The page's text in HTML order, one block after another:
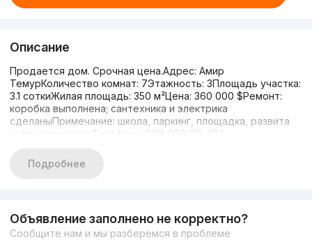
Описание
Продается дом. Срочная цена.Адрес: Амир
ТемурКоличество комнат: 7Этажность: 3Площадь участка:
3.1 соткиЖилая площадь: 350 м²Цена: 360 000 $Ремонт:
коробка выполнена; сантехника и электрика
сделаныПримечание: школа, паркинг, площадка, развита
инфраструктура.Телефон: +998 998 215 424
Подробнее
Объявление заполнено не корректно?
Сообщите нам и мы разберёмся в проблеме